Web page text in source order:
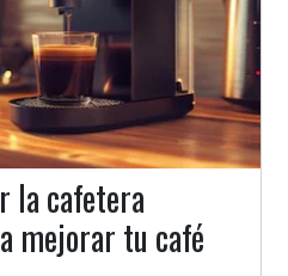
la cafetera
mejorar tu café